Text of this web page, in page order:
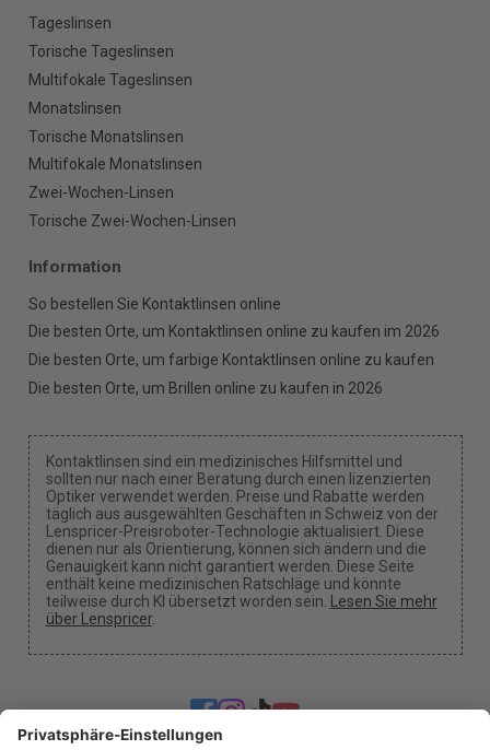
Tageslinsen
Torische Tageslinsen
Multifokale Tageslinsen
Monatslinsen
Torische Monatslinsen
Multifokale Monatslinsen
Zwei-Wochen-Linsen
Torische Zwei-Wochen-Linsen
Information
So bestellen Sie Kontaktlinsen online
Die besten Orte, um Kontaktlinsen online zu kaufen im 2026
Die besten Orte, um farbige Kontaktlinsen online zu kaufen
Die besten Orte, um Brillen online zu kaufen in 2026
Kontaktlinsen sind ein medizinisches Hilfsmittel und
sollten nur nach einer Beratung durch einen lizenzierten
Optiker verwendet werden. Preise und Rabatte werden
täglich aus ausgewählten Geschäften in Schweiz von der
Lenspricer-Preisroboter-Technologie aktualisiert. Diese
dienen nur als Orientierung, können sich ändern und die
Genauigkeit kann nicht garantiert werden. Diese Seite
enthält keine medizinischen Ratschläge und könnte
teilweise durch KI übersetzt worden sein.
Lesen Sie mehr
über Lenspricer.